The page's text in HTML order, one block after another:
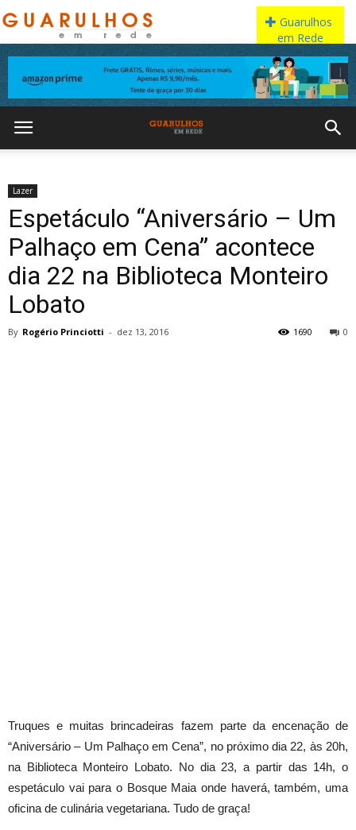
Lazer
Espetáculo “Aniversário – Um
Palhaço em Cena” acontece
dia 22 na Biblioteca Monteiro
Lobato
By Rogério Princiotti - dez 13, 2016 0
1690
Truques e muitas brincadeiras fazem parte da encenação de
“Aniversário – Um Palhaço em Cena”, no próximo dia 22, às 20h,
na Biblioteca Monteiro Lobato. No dia 23, a partir das 14h, o
espetáculo vai para o Bosque Maia onde haverá, também, uma
oficina de culinária vegetariana. Tudo de graça!